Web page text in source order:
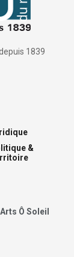
1839
&
Ô Soleil